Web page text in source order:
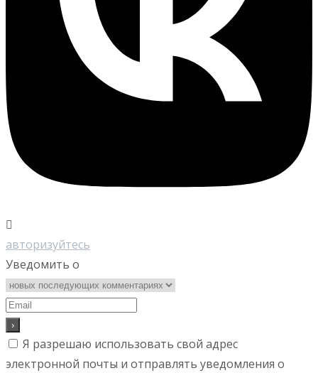
авторизуйтесь
Уведомить о
Я разрешаю использовать свой адрес
электронной почты и отправлять уведомления о